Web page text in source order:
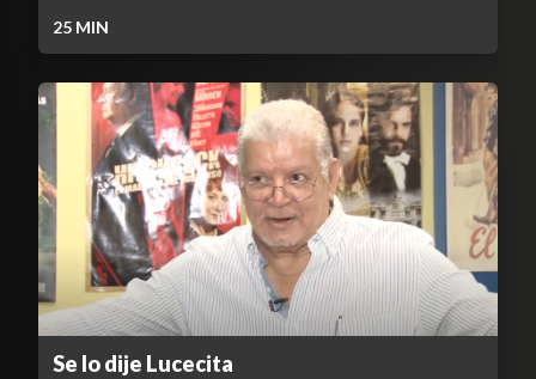
25 MIN
Se lo dije Lucecita